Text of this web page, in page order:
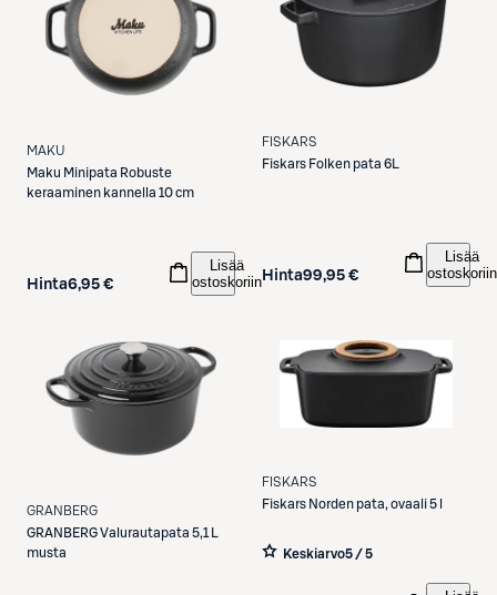
MAKU
Maku Minipata Robuste
keraaminen kannella 10 cm
Hinta6,95 €
Lisää
ostoskoriin
FISKARS
Fiskars Folken pata 6L
Hinta99,95 €
Lisää
ostoskoriin
GRANBERG
GRANBERGValurautapata 5,1 L
musta
FISKARS
Fiskars Norden pata, ovaali 5 l
Keskiarvo5 / 5